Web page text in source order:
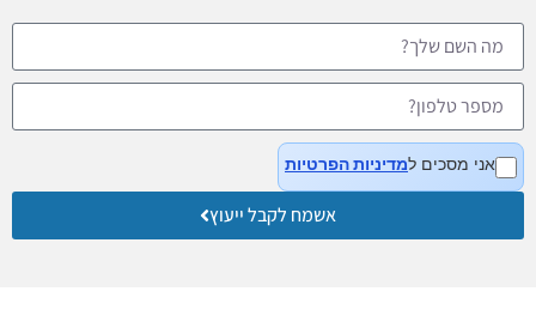
אני מסכים למדיניות הפרטיות
אשמח לקבל ייעוץ